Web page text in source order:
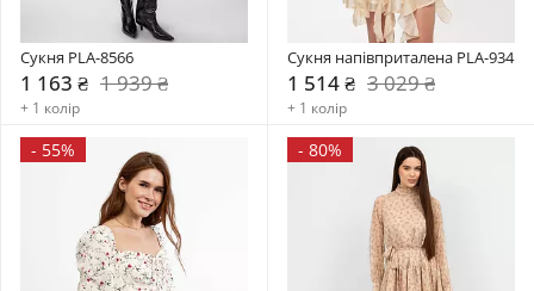
Сукня PLA-8566
1 163 ₴ 1 939 ₴
+ 1 колір
Сукня напівприталена PLA-934
1 514 ₴ 3 029 ₴
+ 1 колір
- 55% - 80%